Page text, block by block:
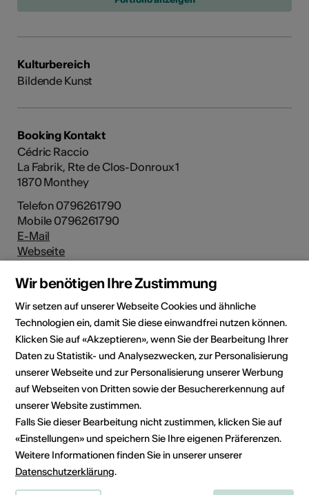
Kulturbereich
Bildende Kunst
Booking Kontakt
Cédric Raccio
La Fabrik, Rte de Clos-Donroux 1
1870 Monthey
Telefon 0796261790
Mobile 0796261790
E-Mail
Webseite
Direktkontakt
Herr
Cédric Raccio
E-Mail
Webseite
Social Media
Wir benötigen Ihre Zustimmung
Wir setzen auf unserer Webseite Cookies und ähnliche
Technologien ein, damit Sie diese einwandfrei nutzen können.
Klicken Sie auf «Akzeptieren», wenn Sie der Bearbeitung Ihrer
Daten zu Statistik- und Analysezwecken, zur Personalisierung
unserer Webseite und zur Personalisierung unserer Werbung
auf Webseiten von Dritten sowie der Besuchererkennung auf
unserer Website zustimmen.
Falls Sie dieser Bearbeitung nicht zustimmen, klicken Sie auf
«Einstellungen» und speichern Sie Ihre eigenen Präferenzen.
Weitere Informationen finden Sie in unserer unserer
Datenschutzerklärung.